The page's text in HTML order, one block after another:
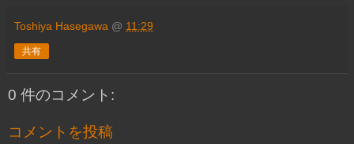
Toshiya Hasegawa @ 11:29
共有
0 件のコメント:
コメントを投稿